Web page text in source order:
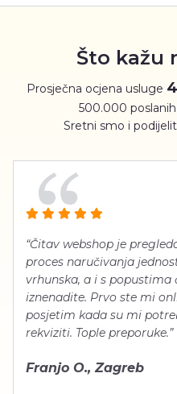
Što kažu
Prosječna ocjena usluge
500.000
Sretni smo i
“Čitav webshop je
proces naručivanja
vrhunska, a i s popustima
iznenadite. Prvo ste mi
posjetim kada su mi
rekviziti. Tople preporuke.”
Franjo O., Zagreb